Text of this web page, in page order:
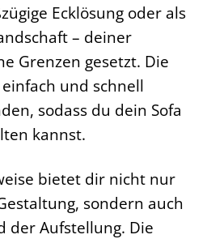
Ecklösung oder als
– deiner
Grenzen gesetzt. Die
und schnell
sodass du dein Sofa
kannst.
bietet dir nicht nur
sondern auch
der Aufstellung. Die